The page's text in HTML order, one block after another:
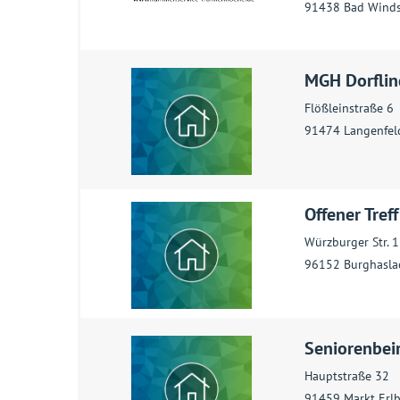
91438 Bad
MGH
Flößleinstraße 6
91474
Offener
Würzburger Str.
96152
Hauptstraße 32